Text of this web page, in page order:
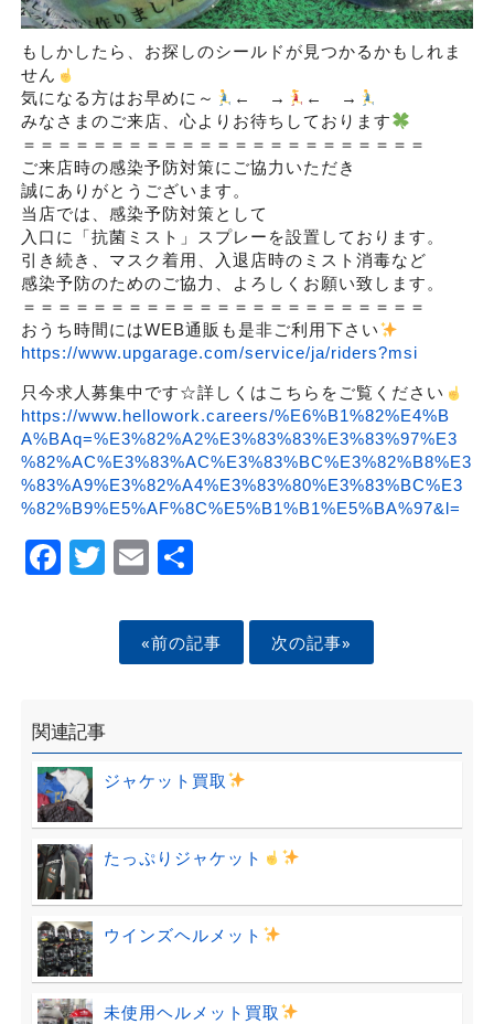
もしかしたら、お探しのシールドが見つかるかもしれま
せん
気になる方はお早めに～
← →
← →
みなさまのご来店、心よりお待ちしております
＝＝＝＝＝＝＝＝＝＝＝＝＝＝＝＝＝＝＝＝＝＝＝
ご来店時の感染予防対策にご協力いただき
誠にありがとうございます。
当店では、感染予防対策として
入口に「抗菌ミスト」スプレーを設置しております。
引き続き、マスク着用、入退店時のミスト消毒など
感染予防のためのご協力、よろしくお願い致します。
＝＝＝＝＝＝＝＝＝＝＝＝＝＝＝＝＝＝＝＝＝＝＝
おうち時間にはWEB通販も是非ご利用下さい
https://www.upgarage.com/service/ja/riders?msi
只今求人募集中です☆詳しくはこちらをご覧ください
https://www.hellowork.careers/%E6%B1%82%E4%B
A%BAq=%E3%82%A2%E3%83%83%E3%83%97%E3
%82%AC%E3%83%AC%E3%83%BC%E3%82%B8%E3
%83%A9%E3%82%A4%E3%83%80%E3%83%BC%E3
%82%B9%E5%AF%8C%E5%B1%B1%E5%BA%97&l=
Facebook
Twitter
EmailShare
«前の記事 次の記事»
関連記事
ジャケット買取
たっぷりジャケット
ウインズヘルメット
未使用ヘルメット買取